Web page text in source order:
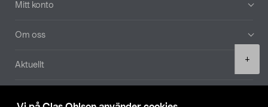
+
Mitt konto
Om oss
Aktuellt